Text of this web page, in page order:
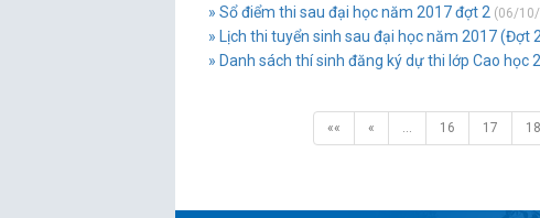
» Sổ điểm thi sau đại học năm 2017 đợt 2 (06/
» Lịch thi tuyển sinh sau đại học năm 2017 (Đợt
» Danh sách thí sinh đăng ký dự thi lớp Cao học
«« « … 16 17 18